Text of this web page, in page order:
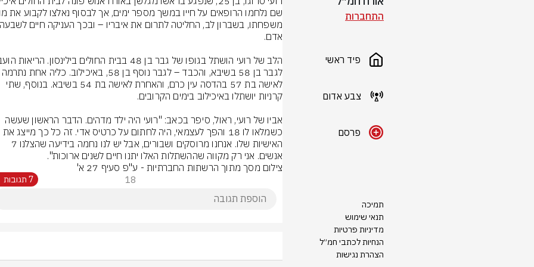
התחברות
פיד ראשי
צבע אדום
פרסם
תמיכה
תנאי שימוש
מדיניות פרטיות
הנחיות לכתבי חמ״ל
הצהרת נגישות
אנשים. אני רק מקווה שההשתלות האלו יתנו חיים לשנים ארוכות".
צילום מסך מתוך הרשתות החברתיות - ע"פ סעיף 27 א'
18 7 תגובות